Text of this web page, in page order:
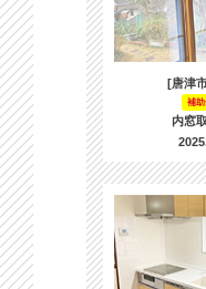
[唐津
補助
内窓